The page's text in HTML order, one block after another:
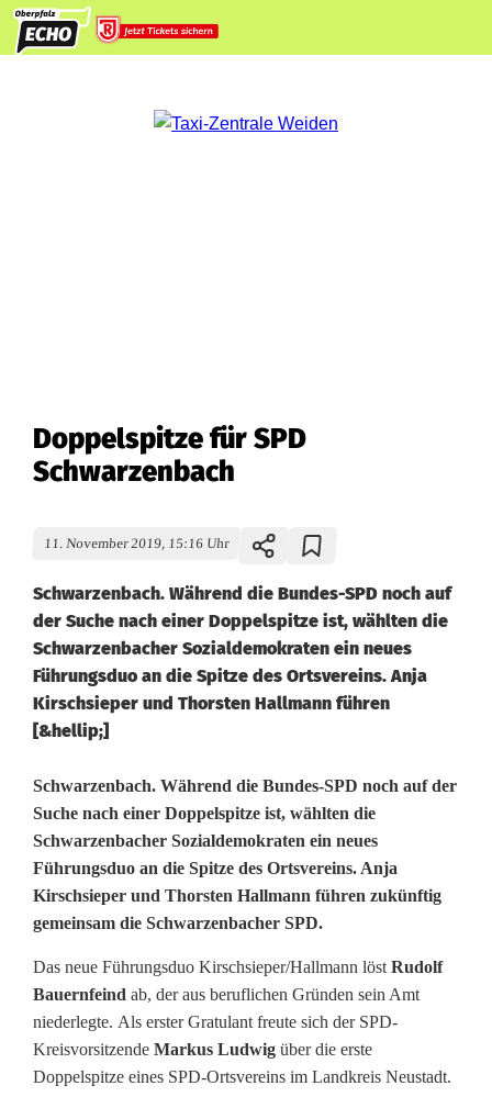
Doppelspitze für SPD
Schwarzenbach
11. November 2019, 15:16 Uhr
Schwarzenbach. Während die Bundes-SPD noch auf
der Suche nach einer Doppelspitze ist, wählten die
Schwarzenbacher Sozialdemokraten ein neues
Führungsduo an die Spitze des Ortsvereins. Anja
Kirschsieper und Thorsten Hallmann führen
[&hellip;]
D
o
p
p
e
l
s
p
Schwarzenbach. Während die Bundes-SPD noch auf der
Suche nach einer Doppelspitze ist, wählten die
Schwarzenbacher Sozialdemokraten ein neues
Führungsduo an die Spitze des Ortsvereins. Anja
Kirschsieper und Thorsten Hallmann führen zukünftig
gemeinsam die Schwarzenbacher SPD.
Das neue Führungsduo Kirschsieper/Hallmann löst Rudolf
Bauernfeind ab, der aus beruflichen Gründen sein Amt
niederlegte. Als erster Gratulant freute sich der SPD-
Kreisvorsitzende Markus Ludwig über die erste
Doppelspitze eines SPD-Ortsvereins im Landkreis Neustadt.